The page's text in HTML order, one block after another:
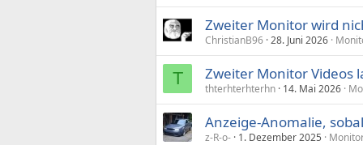
Zweiter Monitor wird
ChristianB96 28. Juni 2026
T Zweiter Monitor Videos
thterhterhterhn 14. Mai 2026
Anzeige-Anomalie,
z-R-o- 1. Dezember 2025